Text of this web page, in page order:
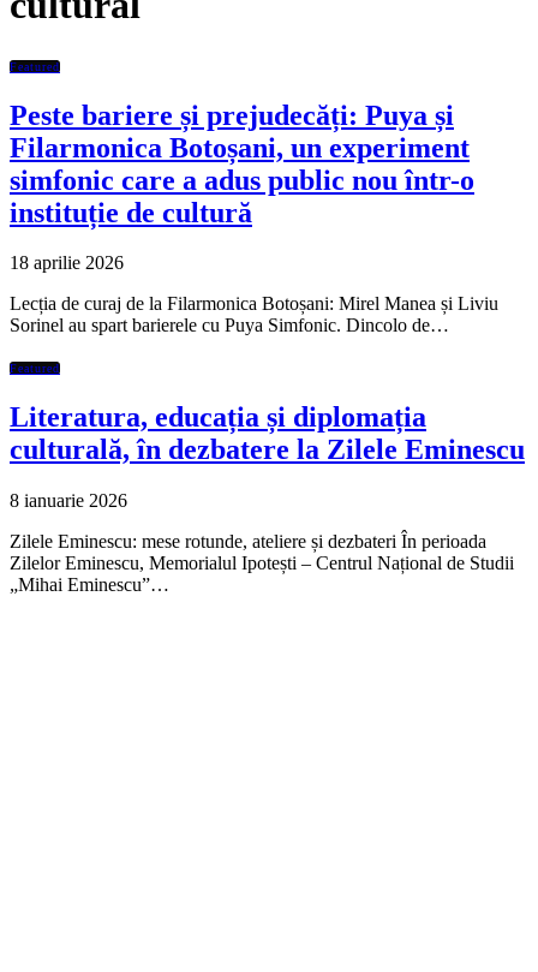
Featured
Peste bariere și prejudecăți: Puya și
Filarmonica Botoșani, un experiment
simfonic care a adus public nou într-o
instituție de cultură
18 aprilie 2026
Lecția de curaj de la Filarmonica Botoșani: Mirel Manea și Liviu
Sorinel au spart barierele cu Puya Simfonic. Dincolo de…
Featured
Literatura, educația și diplomația
culturală, în dezbatere la Zilele Eminescu
8 ianuarie 2026
Zilele Eminescu: mese rotunde, ateliere și dezbateri În perioada
Zilelor Eminescu, Memorialul Ipotești – Centrul Național de Studii
„Mihai Eminescu”…